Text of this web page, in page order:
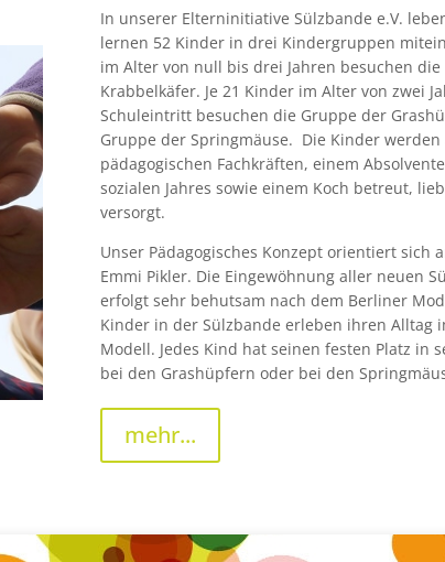
In unserer Elterninitiative Sülzbande e.V.
lernen 52 Kinder in drei Kindergruppen
im Alter von null bis drei Jahren besuchen
Krabbelkäfer. Je 21 Kinder im Alter von zwei
Schuleintritt besuchen die Gruppe der
Gruppe der Springmäuse. Die Kinder werden
pädagogischen Fachkräften, einem
sozialen Jahres sowie einem Koch betreut,
versorgt.
Unser Pädagogisches Konzept orientiert sich
Emmi Pikler. Die Eingewöhnung aller neuen
erfolgt sehr behutsam nach dem Berliner
Kinder in der Sülzbande erleben ihren Alltag
Modell. Jedes Kind hat seinen festen Platz in
bei den Grashüpfern oder bei den
mehr...